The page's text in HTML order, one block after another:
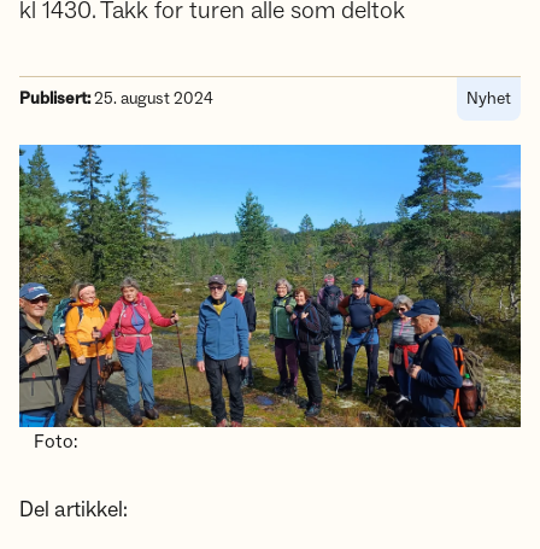
kl 1430. Takk for turen alle som deltok
Publisert:25. august 2024 Nyhet
Foto:
Del artikkel: